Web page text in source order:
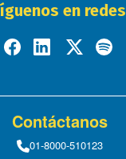
en redes
Contáctanos
01-8000-510123